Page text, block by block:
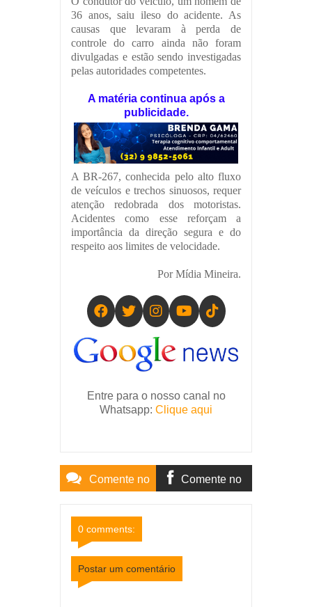
36 anos, saiu ileso do acidente. As
causas que levaram à perda de
controle do carro ainda não foram
divulgadas e estão sendo investigadas
pelas autoridades competentes.
A matéria continua após a
publicidade.
A BR-267, conhecida pelo alto fluxo
de veículos e trechos sinuosos, requer
atenção redobrada dos motoristas.
Acidentes como esse reforçam a
importância da direção segura e do
respeito aos limites de velocidade.
Por Mídia Mineira.
Entre para o nosso canal no
Whatsapp: Clique aqui
Comente no Comente no
0 comments:
Postar um comentário